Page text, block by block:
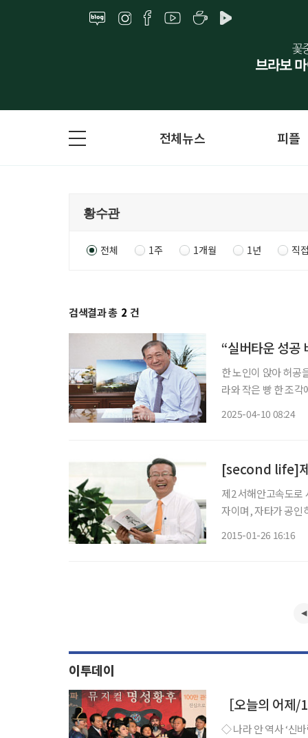
전체뉴스 피플
전체 1주 1개월 1년 직
검색결과 총 2 건
“실버타운 성공
한 노인이 앉아 허공
라와 작은 빵 한 조
2025-04-10 08:24
[second life]제
제2 서해안고속도
자이며, 자타가 공인
2015-01-26 16:16
이투데이
◇ 나라 안 역사 ‘신바람 건강법’으로 유명한 의사 황수관 사망 민청학련 사건으로 고문을 받